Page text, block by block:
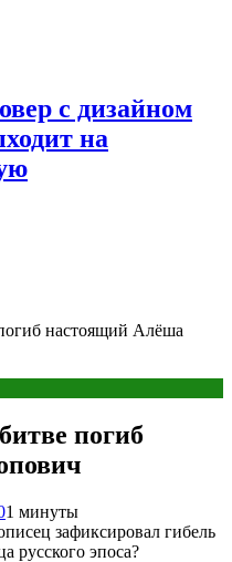
с дизайном
на
настоящий Алёша
погиб
1 минуты
зафиксировал гибель
русского эпоса?